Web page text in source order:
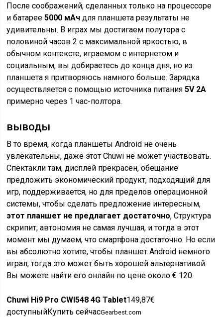
После соображений, сделанных только на процессоре
и батарее5000 мАч для планшета результаты не
удивительны. В играх мы достигаем полутора с
половиной часов 2 с максимальной яркостью, в
обычном контексте, играемом с интернетом и
социальным, вы добираетесь до конца дня, но из
планшета я притворяюсь намного больше. Зарядка
осуществляется с помощью источника питания5V 2A
примерно через 1 час-полтора.
выводы
В то время, когда планшеты Android не очень
увлекательны, даже этот Chuwi не может участвовать.
Спектакли там, дисплей прекрасен, обещание
предложить экономический продукт, подходящий для
игр, поддерживается, но для пределов операционной
системы, чтобы сделать предложение интересным,
этот планшет не предлагает достаточно, Структура
скрипит, автономия не самая лучшая, и тогда в этот
момент мы думаем, что смартфона достаточно. Но если
вы абсолютно хотите, чтобы планшет Android немного
играл, тогда это может быть хорошей альтернативой.
Вы можете найти его онлайн по цене около € 120.
Chuwi Hi9 Pro CWI548 4G Tablet149,87€
доступныйКупить сейчасGearbest.com